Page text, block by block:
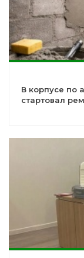
В корпусе по
стартовал